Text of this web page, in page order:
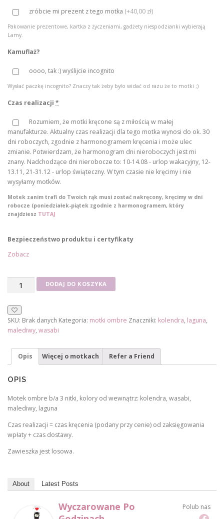
e
8
0
0
z
ł
1
,
zróbcie mi prezent z tego motka (+40,00 zł)
Pakowanie prezentowe, kartka z życzeniami, gadżety niespodzianki wybierają
Lamy.
Kamuflaż?
oooo, tak :) wyślijcie incognito
Wysłać paczkę incognito? Znaczy tak żeby było widać od razu że to motki ;)
Czas realizacji *
Rozumiem, że motki kręcone są z miłością w małej
manufakturze. Aktualny czas realizacji dla tego motka wynosi do ok. 30
dni roboczych, zgodnie z harmonogramem kręcenia i może ulec
zmianie. Potwierdzam, że harmonogram dni nieroboczych jest mi
znany. Nadchodzące dni nierobocze to: 10-14.08 - urlop wakacyjny, 12-
13.11, 21-31.12 - urlop świąteczny. W tym czasie nie kręcimy i nie
wysyłamy motków.
Motek zanim trafi do Twoich rąk musi zostać nakręcony, kręcimy w dni
robocze (poniedziałek-piątek zgodnie z harmonogramem, który
znajdziesz TUTAJ
Bezpieczeństwo produktu i certyfikaty
Zobacz
DODAJ DO KOSZYKA
SKU: Brak danych Kategoria: motki ombre Znaczniki: kolendra, laguna,
malediwy, wasabi
Opis Więcej o motkach Refer a Friend
OPIS
Motek ombre b/a 3 nitki, kolory od wewnątrz: kolendra, wasabi,
malediwy, laguna
Czas realizacji = czas kręcenia (podany przy cenie) od zaksięgowania
wpłaty + czas dostawy.
Zawieszka jest losowa.
About Latest Posts
Polub nas
Wyczarowane Po